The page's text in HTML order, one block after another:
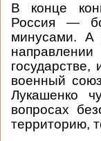
В конце
Россия —
минусами. А
военный
Лукашенко
вопросах
территорию,